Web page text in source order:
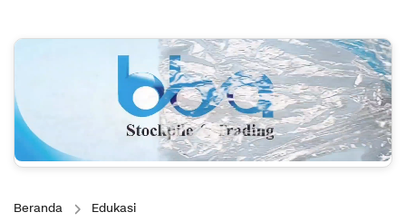
Beranda Edukasi